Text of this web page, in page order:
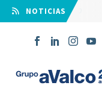
⠀NOTICIAS
DE GRUPO AVALCO